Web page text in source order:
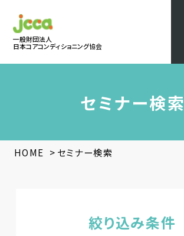
一般財団法人
日本コアコンディショニング協会
セミナー検索
HOME > セミナー検索
絞り込み条件